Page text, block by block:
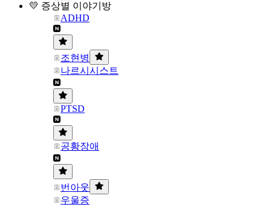
💛 증상별 이야기방
ADHD
조현병
나르시시스트
PTSD
공황장애
번아웃
우울증